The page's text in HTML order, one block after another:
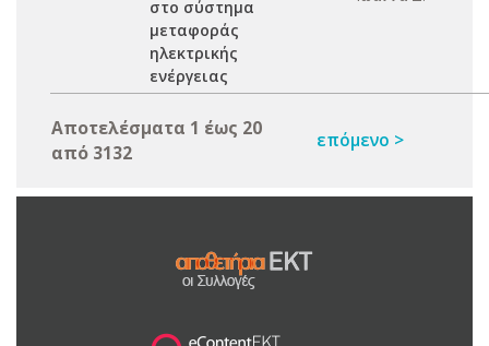
στο σύστημα
μεταφοράς
ηλεκτρικής
ενέργειας
Αποτελέσματα 1 έως 20
από 3132
επόμενο >